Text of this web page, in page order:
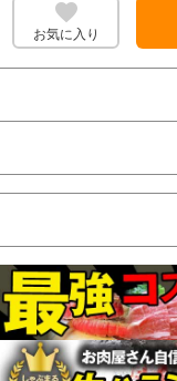
お気に入り